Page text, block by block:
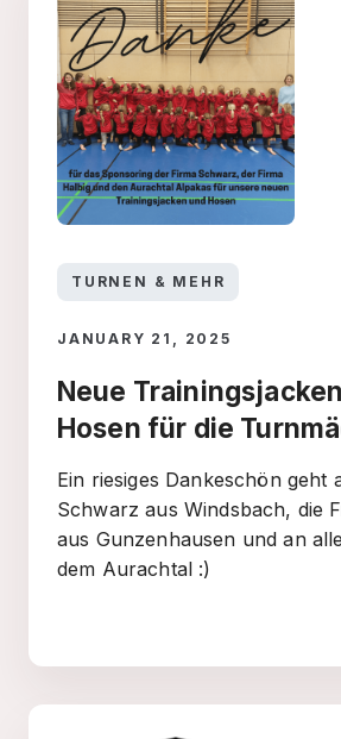
TURNEN & MEHR
JANUARY 21, 2025
Neue
Hosen für die
Ein riesiges Dankeschön geht
Schwarz aus Windsbach, die
aus Gunzenhausen und an
dem Aurachtal :)